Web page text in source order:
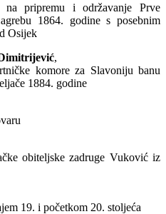
pripremu i održavanje Prve
1864. godine s posebnim
Osijek
,
komore za Slavoniju banu
1884. godine
obiteljske zadruge Vuković iz
19. i početkom 20. stoljeća